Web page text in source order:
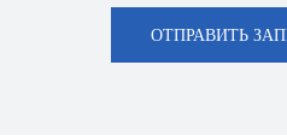
ОТПРАВИТЬ